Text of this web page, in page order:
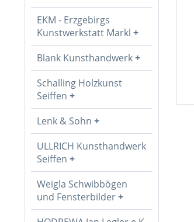
EKM - Erzgebirgs
Kunstwerkstatt Markl
Blank Kunsthandwerk
Schalling Holzkunst
Seiffen
Lenk & Sohn
ULLRICH Kunsthandwerk
Seiffen
Weigla Schwibbögen
und Fensterbilder